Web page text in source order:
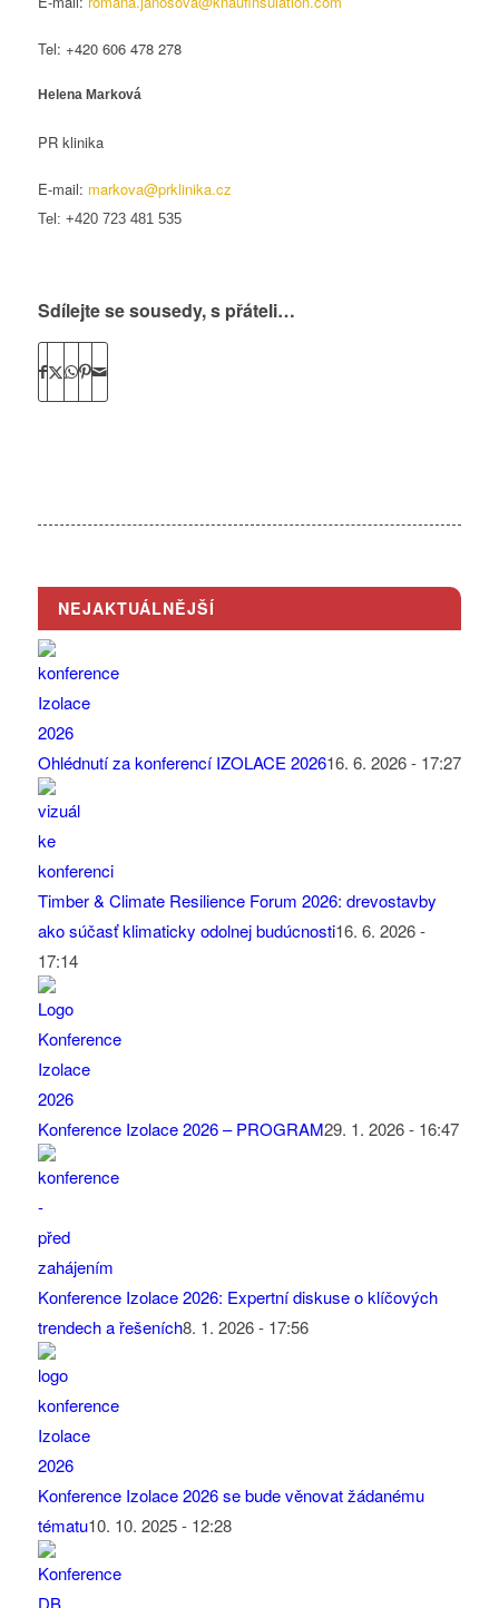
Tel: +420 606 478 278
Helena Marková
PR klinika
E-mail: markova@prklinika.cz
Tel: +420 723 481 535
Sdílejte se sousedy, s přáteli…
NEJAKTUÁLNĚJŠÍ
Ohlédnutí za konferencí IZOLACE 202616. 6. 2026 - 17:27
Timber & Climate Resilience Forum 2026: drevostavby
ako súčasť klimaticky odolnej budúcnosti16. 6. 2026 -
17:14
Konference Izolace 2026 – PROGRAM29. 1. 2026 - 16:47
Konference Izolace 2026: Expertní diskuse o klíčových
trendech a řešeních8. 1. 2026 - 17:56
Konference Izolace 2026 se bude věnovat žádanému
tématu10. 10. 2025 - 12:28